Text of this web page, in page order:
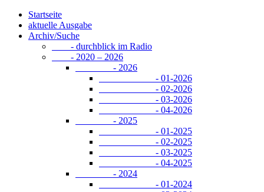
Startseite
aktuelle Ausgabe
Archiv/Suche
- durchblick im Radio
- 2020 – 2026
- 2026
- 01-2026
- 02-2026
- 03-2026
- 04-2026
- 2025
- 01-2025
- 02-2025
- 03-2025
- 04-2025
- 2024
- 01-2024